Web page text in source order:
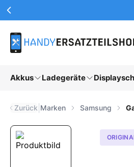
Zum Hauptinhalt springen
Werbeaktionen Kopfzeile
Akkus Ladegeräte
Zurück Marken Samsung